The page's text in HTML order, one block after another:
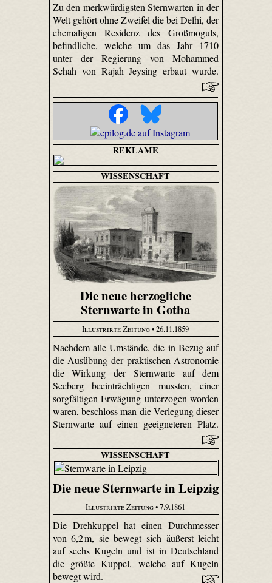
Zu den merkwürdigsten Sternwarten in der
Welt gehört ohne Zweifel die bei Delhi, der
ehemaligen Residenz des Großmoguls,
befindliche, welche um das Jahr 1710
unter der Regierung von Mohammed
Schah von Rajah Jeysing erbaut wurde.
REKLAME
WISSENSCHAFT
Die neue herzogliche
Sternwarte in Gotha
Illustrirte Zeitung• 26.11.1859
Nachdem alle Umstände, die in Bezug auf
die Ausübung der praktischen Astronomie
die Wirkung der Sternwarte auf dem
Seeberg beeinträchtigen mussten, einer
sorgfältigen Erwägung unterzogen worden
waren, beschloss man die Verlegung dieser
Sternwarte auf einen geeigneteren Platz.
WISSENSCHAFT
Die neue Sternwarte in Leipzig
Illustrirte Zeitung• 7.9.1861
Die Drehkuppel hat einen Durchmesser
von 6,2 m, sie bewegt sich äußerst leicht
auf sechs Kugeln und ist in Deutschland
die größte Kuppel, welche auf Kugeln
bewegt wird.